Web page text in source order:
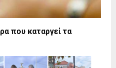
που καταργεί τα